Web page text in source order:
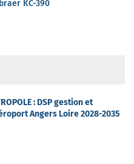
KC-390
: DSP gestion et
Angers Loire 2028-2035